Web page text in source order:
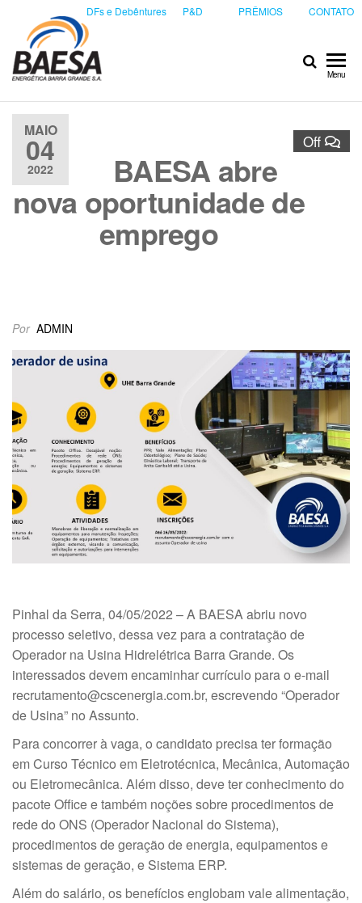
DFs e Debêntures P&D PRÊMIOS CONTATO
Menu
MAIO
04
2022
Off
BAESA abre
nova oportunidade de
emprego
Por ADMIN
Pinhal da Serra, 04/05/2022 – A BAESA abriu novo
processo seletivo, dessa vez para a contratação de
Operador na Usina Hidrelétrica Barra Grande. Os
interessados devem encaminhar currículo para o e-mail
recrutamento@cscenergia.com.br, escrevendo “Operador
de Usina” no Assunto.
Para concorrer à vaga, o candidato precisa ter formação
em Curso Técnico em Eletrotécnica, Mecânica, Automação
ou Eletromecânica. Além disso, deve ter conhecimento do
pacote Office e também noções sobre procedimentos de
rede do ONS (Operador Nacional do Sistema),
procedimentos de geração de energia, equipamentos e
sistemas de geração, e Sistema ERP.
Além do salário, os benefícios englobam vale alimentação,